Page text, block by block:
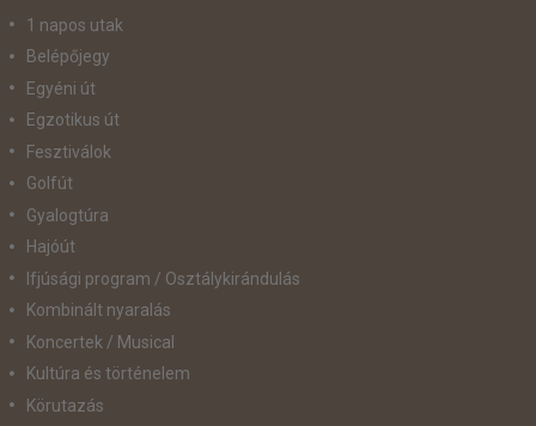
1 napos utak
Belépőjegy
Egyéni út
Egzotikus út
Fesztiválok
Golfút
Gyalogtúra
Hajóút
Ifjúsági program / Osztálykirándulás
Kombinált nyaralás
Koncertek / Musical
Kultúra és történelem
Körutazás